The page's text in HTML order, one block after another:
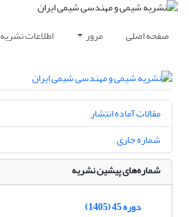
صفحه اصلی مرور اطلاعات نشریه
مقالات آماده انتشار
شماره جاری
شماره‌های پیشین نشریه
دوره 45 (1405)